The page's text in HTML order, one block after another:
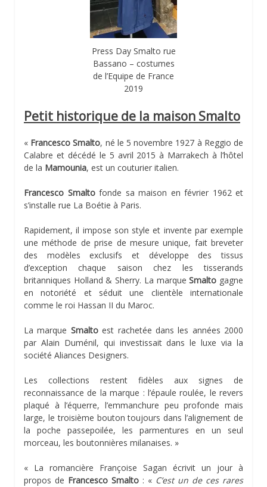
Press Day Smalto rue
Bassano – costumes
de l’Equipe de France
2019
Petit historique de la maison Smalto
« Francesco Smalto, né le 5 novembre 1927 à Reggio de
Calabre et décédé le 5 avril 2015 à Marrakech à l’hôtel
de la Mamounia, est un couturier italien.
Francesco Smaltofonde sa maison en février 1962 et
s’installe rue La Boétie à Paris.
Rapidement, il impose son style et invente par exemple
une méthode de prise de mesure unique, fait breveter
des modèles exclusifs et développe des tissus
d’exception chaque saison chez les tisserands
britanniques Holland & Sherry. La marqueSmalto gagne
en notoriété et séduit une clientèle internationale
comme le roi Hassan II du Maroc.
La marque Smaltoest rachetée dans les années 2000
par Alain Duménil, qui investissait dans le luxe via la
société Aliances Designers.
Les collections restent fidèles aux signes de
reconnaissance de la marque : l’épaule roulée, le revers
plaqué à l’équerre, l’emmanchure peu profonde mais
large, le troisième bouton toujours dans l’alignement de
la poche passepoilée, les parmentures en un seul
morceau, les boutonnières milanaises. »
« La romancière Françoise Sagan écrivit un jour à
propos de Francesco Smalto : « C’est un de ces rares